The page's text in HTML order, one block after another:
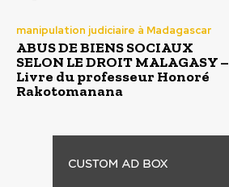
manipulation judiciaire à Madagascar
ABUS DE BIENS SOCIAUX
SELON LE DROIT MALAGASY –
Livre du professeur Honoré
Rakotomanana